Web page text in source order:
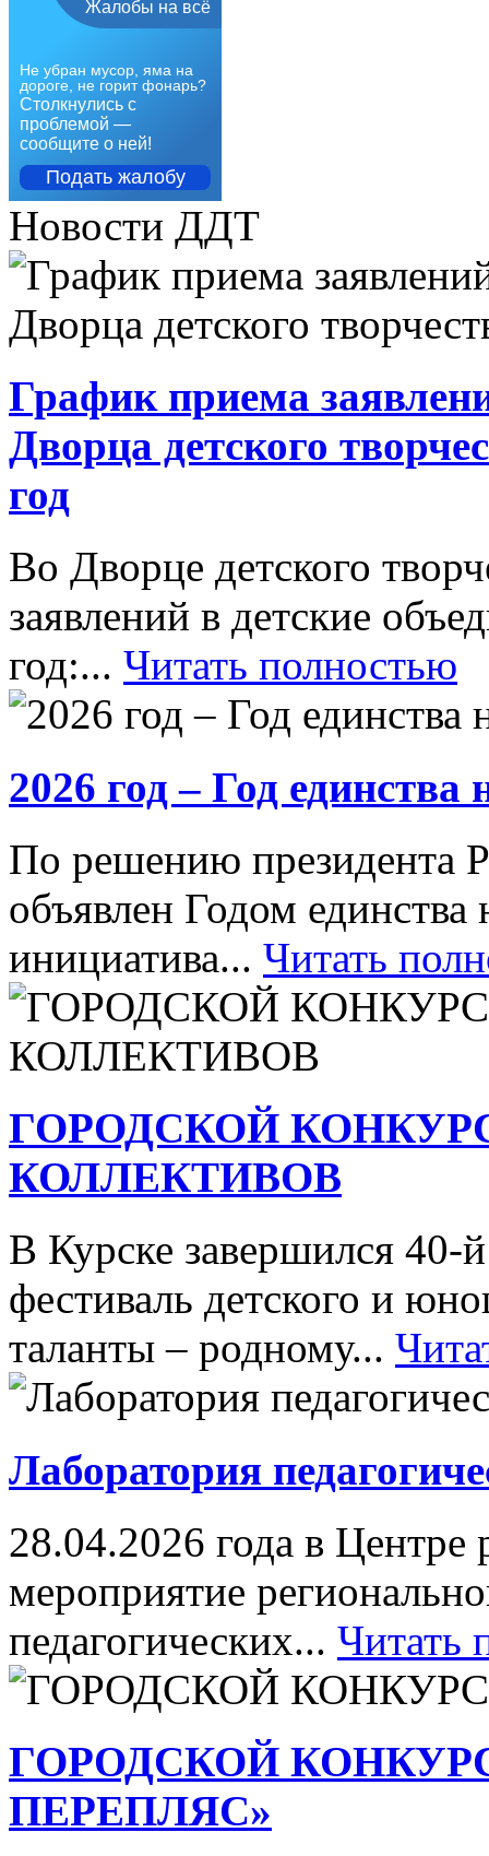
Жалобы на всё
Не убран мусор, яма на
дороге, не горит фонарь?
Столкнулись с
проблемой —
сообщите о ней!
Подать жалобу
Новости ДДТ
График приема
Дворца детского
год
Во Дворце детского
заявлений в детские
год:... Читать полностью
2026 год – Год единства
По решению президента
объявлен Годом
инициатива... Читать
ГОРОДСКОЙ
КОЛЛЕКТИВОВ
В Курске завершился 40-
фестиваль детского и
таланты – родному...
Лаборатория
28.04.2026 года в Центре
мероприятие
педагогических... Читать
ГОРОДСКОЙ
ПЕРЕПЛЯС»